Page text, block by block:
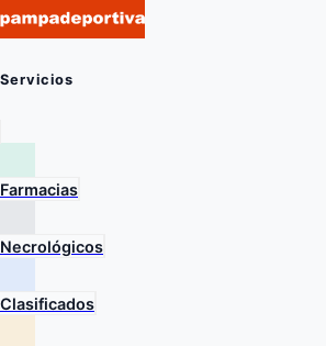
Servicios
Farmacias
Necrológicos
Clasificados